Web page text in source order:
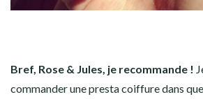
Bref, Rose & Jules, je recommande !
commander une presta coiffure dans